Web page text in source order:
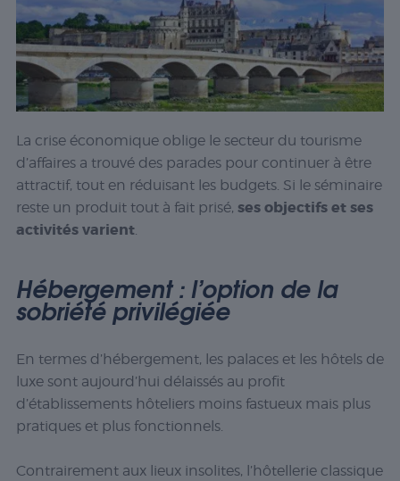
La crise économique oblige le secteur du tourisme
d’affaires a trouvé des parades pour continuer à être
attractif, tout en réduisant les budgets. Si le séminaire
reste un produit tout à fait prisé, ses objectifs et ses
activités varient.
Hébergement : l’option de la
sobriété privilégiée
En termes d’hébergement, les palaces et les hôtels de
luxe sont aujourd’hui délaissés au profit
d’établissements hôteliers moins fastueux mais plus
pratiques et plus fonctionnels.
Contrairement aux lieux insolites, l’hôtellerie classique